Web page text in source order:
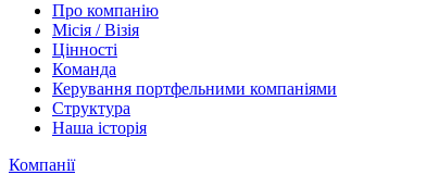
Про компанію
Місія / Візія
Цінності
Команда
Керування портфельними компаніями
Структура
Наша історія
Компанії